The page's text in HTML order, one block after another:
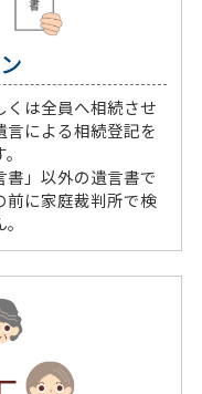
くは全員へ相続させ
による相続登記を
書」以外の遺言書で
前に家庭裁判所で検